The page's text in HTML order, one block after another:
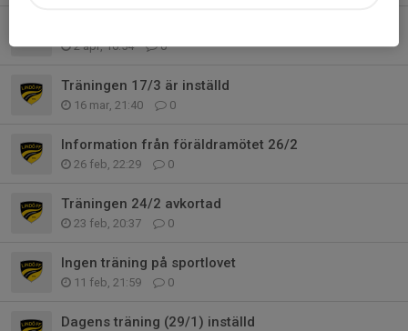
2 apr, 16:54 0
Träningen 17/3 är inställd
16 mar, 21:40 0
Information från föräldramötet 26/2
26 feb, 22:29 0
Träningen 24/2 avkortad
23 feb, 20:37 0
Ingen träning på sportlovet
11 feb, 21:59 0
Dagens träning (29/1) inställd